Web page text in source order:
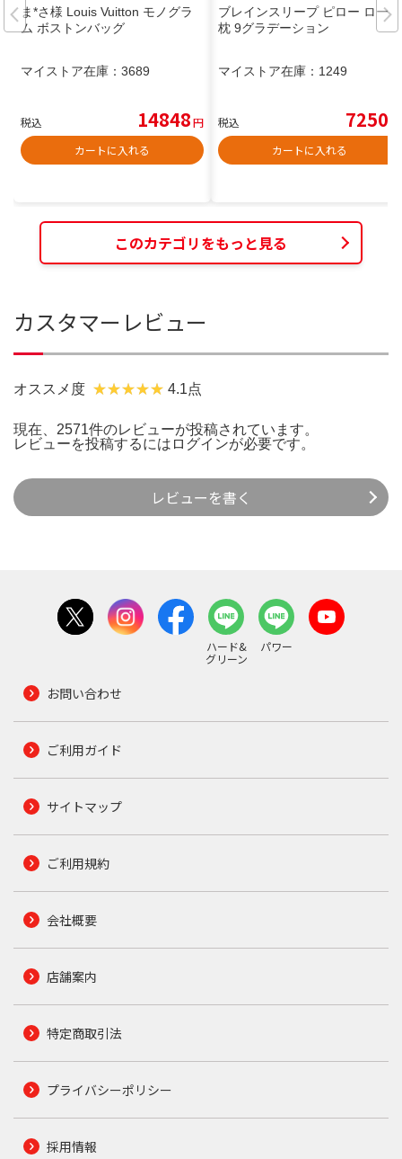
ま*さ様 Louis Vuitton モノグラ
ム ボストンバッグ
マイストア在庫： 3689
税込 14848円
カートに入れる
ブレインスリープ ピロー ロー
枕 9グラデーション
マイストア在庫： 1249
税込 7250
カートに入れる
このカテゴリをもっと見る
カスタマーレビュー
オススメ度 4.1点
現在、2571件のレビューが投稿されています。
レビューを投稿するには ログインが必要です。
レビューを書く
ハード&
グリーン
パワー
お問い合わせ
ご利用ガイド
サイトマップ
ご利用規約
会社概要
店舗案内
特定商取引法
プライバシーポリシー
採用情報